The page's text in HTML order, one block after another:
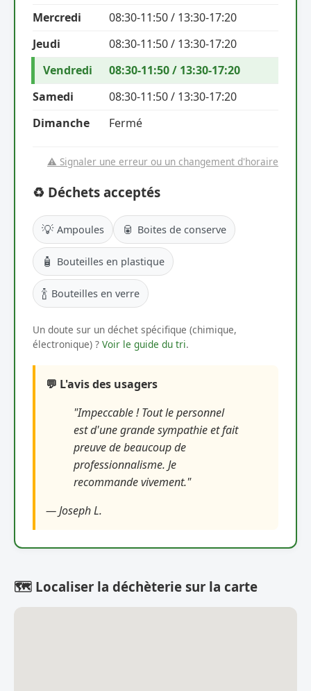
Mercredi
08:30-11:50 / 13:30-17:20
Jeudi
08:30-11:50 / 13:30-17:20
Vendredi
08:30-11:50 / 13:30-17:20
Samedi
08:30-11:50 / 13:30-17:20
Dimanche
Fermé
⚠️ Signaler une erreur ou un changement d'horaire
♻️ Déchets acceptés
💡 Ampoules 🥫 Boites de conserve
🧴 Bouteilles en plastique
🍾 Bouteilles en verre
Un doute sur un déchet spécifique (chimique,
électronique) ? Voir le guide du tri.
💬 L'avis des usagers
"Impeccable ! Tout le personnel
est d'une grande sympathie et fait
preuve de beaucoup de
professionnalisme. Je
recommande vivement."
— Joseph L.
🗺️ Localiser la déchèterie sur la carte